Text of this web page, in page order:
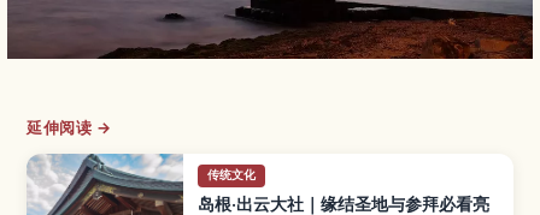
延伸阅读 →
传统文化
岛根·出云大社｜缘结圣地与参拜必看亮